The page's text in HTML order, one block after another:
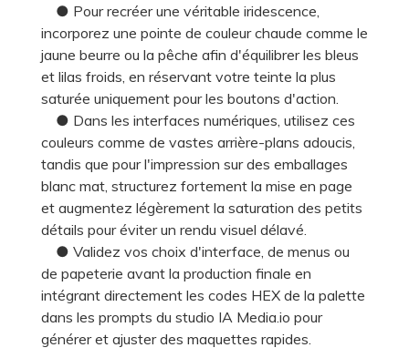
● Pour recréer une véritable iridescence,
incorporez une pointe de couleur chaude comme le
jaune beurre ou la pêche afin d'équilibrer les bleus
et lilas froids, en réservant votre teinte la plus
saturée uniquement pour les boutons d'action.
● Dans les interfaces numériques, utilisez ces
couleurs comme de vastes arrière-plans adoucis,
tandis que pour l'impression sur des emballages
blanc mat, structurez fortement la mise en page
et augmentez légèrement la saturation des petits
détails pour éviter un rendu visuel délavé.
● Validez vos choix d'interface, de menus ou
de papeterie avant la production finale en
intégrant directement les codes HEX de la palette
dans les prompts du studio IA Media.io pour
générer et ajuster des maquettes rapides.